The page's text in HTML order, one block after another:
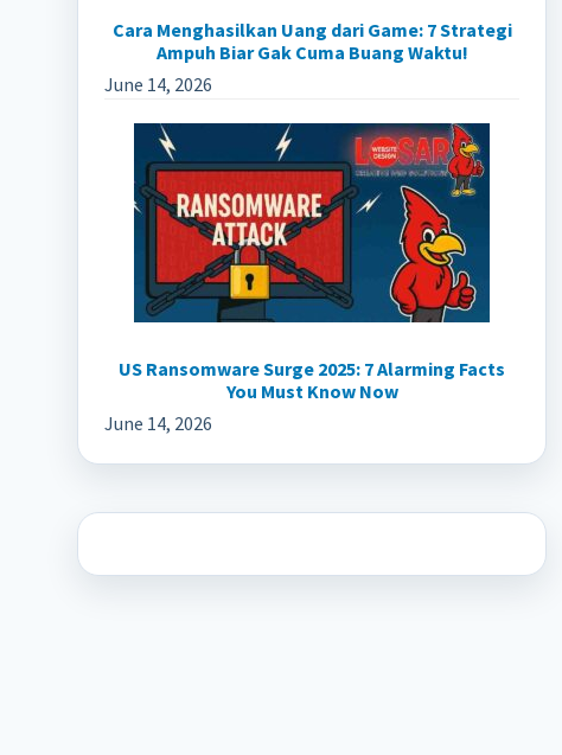
Cara Menghasilkan Uang dari Game: 7 Strategi
Ampuh Biar Gak Cuma Buang Waktu!
June 14, 2026
US Ransomware Surge 2025: 7 Alarming Facts
You Must Know Now
June 14, 2026